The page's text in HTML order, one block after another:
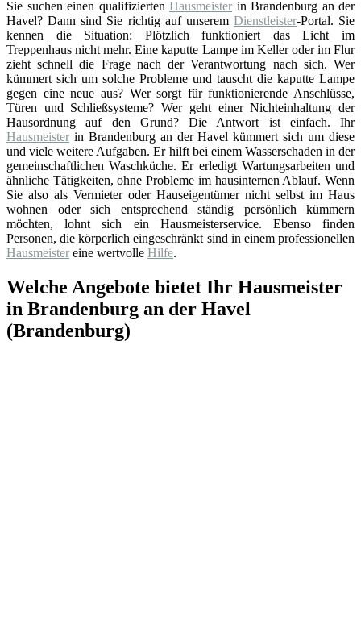
Sie suchen einen qualifizierten Hausmeister in Brandenburg an der
Havel? Dann sind Sie richtig auf unserem Dienstleister-Portal. Sie
kennen die Situation: Plötzlich funktioniert das Licht im
Treppenhaus nicht mehr. Eine kaputte Lampe im Keller oder im Flur
zieht schnell die Frage nach der Verantwortung nach sich. Wer
kümmert sich um solche Probleme und tauscht die kaputte Lampe
gegen eine neue aus? Wer sorgt für funktionierende Anschlüsse,
Türen und Schließsysteme? Wer geht einer Nichteinhaltung der
Hausordnung auf den Grund? Die Antwort ist einfach. Ihr
Hausmeister in Brandenburg an der Havel kümmert sich um diese
und viele weitere Aufgaben. Er hilft bei einem Wasserschaden in der
gemeinschaftlichen Waschküche. Er erledigt Wartungsarbeiten und
ähnliche Tätigkeiten, ohne Probleme im hausinternen Ablauf. Wenn
Sie also als Vermieter oder Hauseigentümer nicht selbst im Haus
wohnen oder sich entsprechend ständig persönlich kümmern
möchten, lohnt sich ein Hausmeisterservice. Ebenso finden
Personen, die körperlich eingeschränkt sind in einem professionellen
Hausmeister eine wertvolle Hilfe.
Welche Angebote bietet Ihr Hausmeister
in Brandenburg an der Havel
(Brandenburg)